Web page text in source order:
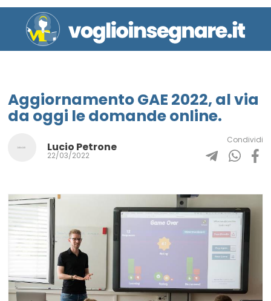
Aggiornamento GAE 2022, al via
da oggi le domande online.
Lucio Petrone
22/03/2022
Condividi